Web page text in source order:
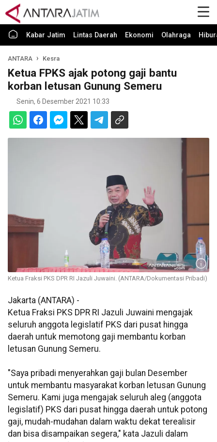
Kabar Jatim Lintas Daerah Ekonomi Olahraga
ANTARA Kesra
Ketua FPKS ajak potong gaji bantu
korban letusan Gunung Semeru
Senin, 6 Desember 2021 10:33
Ketua Fraksi PKS DPR RI Jazuli Juwaini. (ANTARA/Dokumentasi Pribadi)
Jakarta (ANTARA) -
Ketua Fraksi PKS DPR RI Jazuli Juwaini mengajak
seluruh anggota legislatif PKS dari pusat hingga
daerah untuk memotong gaji membantu korban
letusan Gunung Semeru.
"Saya pribadi menyerahkan gaji bulan Desember
untuk membantu masyarakat korban letusan Gunung
Semeru. Kami juga mengajak seluruh aleg (anggota
legislatif) PKS dari pusat hingga daerah untuk potong
gaji, mudah-mudahan dalam waktu dekat terealisir
dan bisa disampaikan segera," kata Jazuli dalam